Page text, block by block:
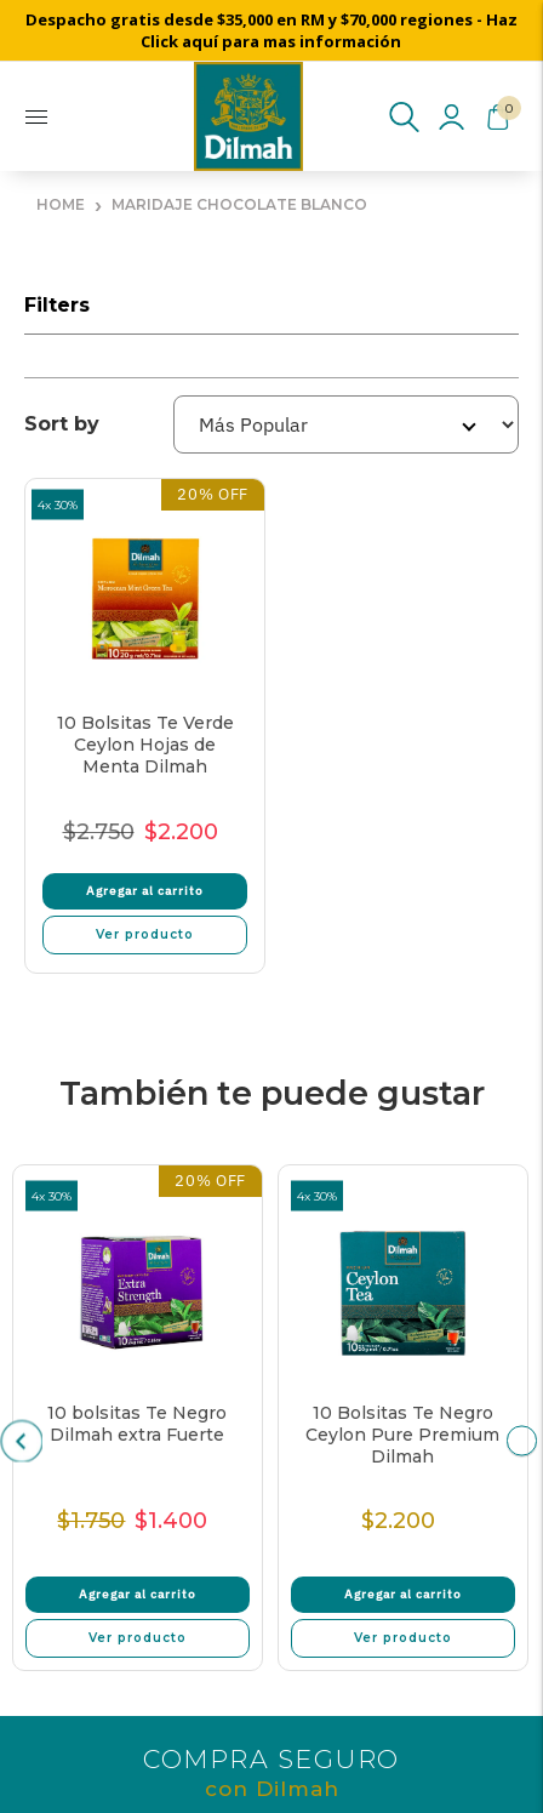
Cosechado a mano desde nuestros jardines de té de Ceylon
Despacho gratis desde $35,000 en RM y $70,000 regiones - Haz
Click aquí para mas información
0
HOME › MARIDAJE CHOCOLATE BLANCO
Filters
Sort by
4x 30% 20% OFF
10 Bolsitas Te Verde
Ceylon Hojas de
Menta Dilmah
Precio
$2.750 Precio
venta
$2.200
Agregar al carrito
Ver producto
También te puede gustar
4x 30%
20% OFF
10 bolsitas Te Negro
Dilmah extra Fuerte
Precio
$1.750 Precio
venta
$1.400
Agregar al carrito
Ver producto
4x 30%
10 Bolsitas Te Negro
Ceylon Pure Premium
Dilmah
Precio
$2.200
Agregar al carrito
Ver producto
COMPRA SEGURO
con Dilmah